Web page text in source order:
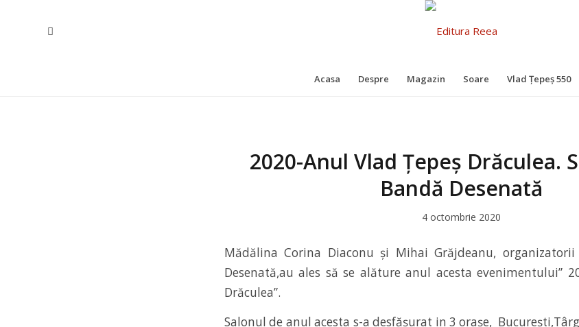
Acasa Despre Magazin Soare Vlad Țepeș 550
2020-Anul Vlad Țepeș Drăculea.
Bandă Desenată
4 octombrie 2020
Mădălina Corina Diaconu și Mihai Grăjdeanu,
Desenată,au ales să se alăture anul acesta evenimentului”
Drăculea”.
Salonul de anul acesta s-a desfășurat in 3 orașe,